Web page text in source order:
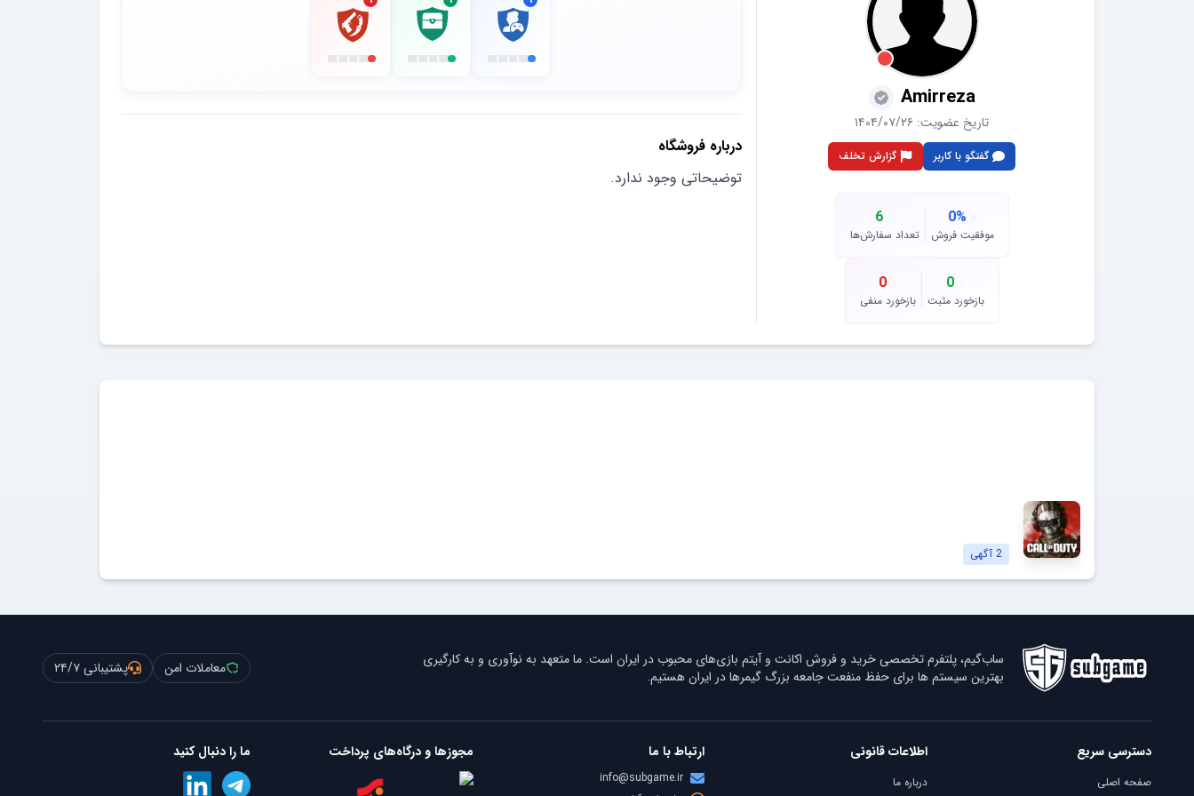
Amirreza
تاریخ عضویت: ۱۴۰۴/۰۷/۲۶
گفتگو با کاربر گزارش تخلف
0%
موفقیت فروش
6
تعداد سفارش‌ها
0
بازخورد مثبت
0
بازخورد منفی
درباره فروشگاه
توضیحاتی وجود ندارد.
2 آگهی
ساب‌گیم، پلتفرم تخصصی خرید و فروش اکانت و آیتم بازی‌های محبوب در ایران است. ما متعهد به نوآوری و به کارگیری
بهترین سیستم ها برای حفظ منفعت جامعه بزرگ گیمرها در ایران هستیم.
معاملات امن پشتیبانی ۲۴/۷
دسترسی سریع
صفحه اصلی
اطلاعات قانونی
درباره ما
ارتباط با ما
info@subgame.ir
مجوزها و درگاه‌های پرداخت ما را دنبال کنید